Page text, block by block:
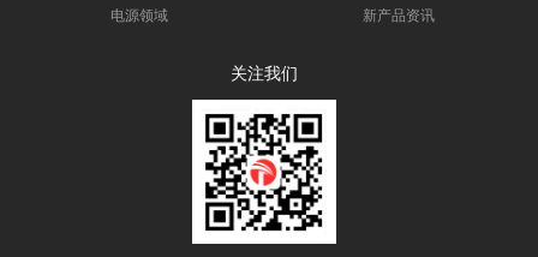
电源领域
新产品资讯
关注我们